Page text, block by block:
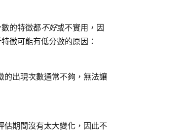
的特徵都不好或不實用，因
徵可能有低分數的原因：
的出現次數通常不夠，無法讓
估期間沒有太大變化，因此不